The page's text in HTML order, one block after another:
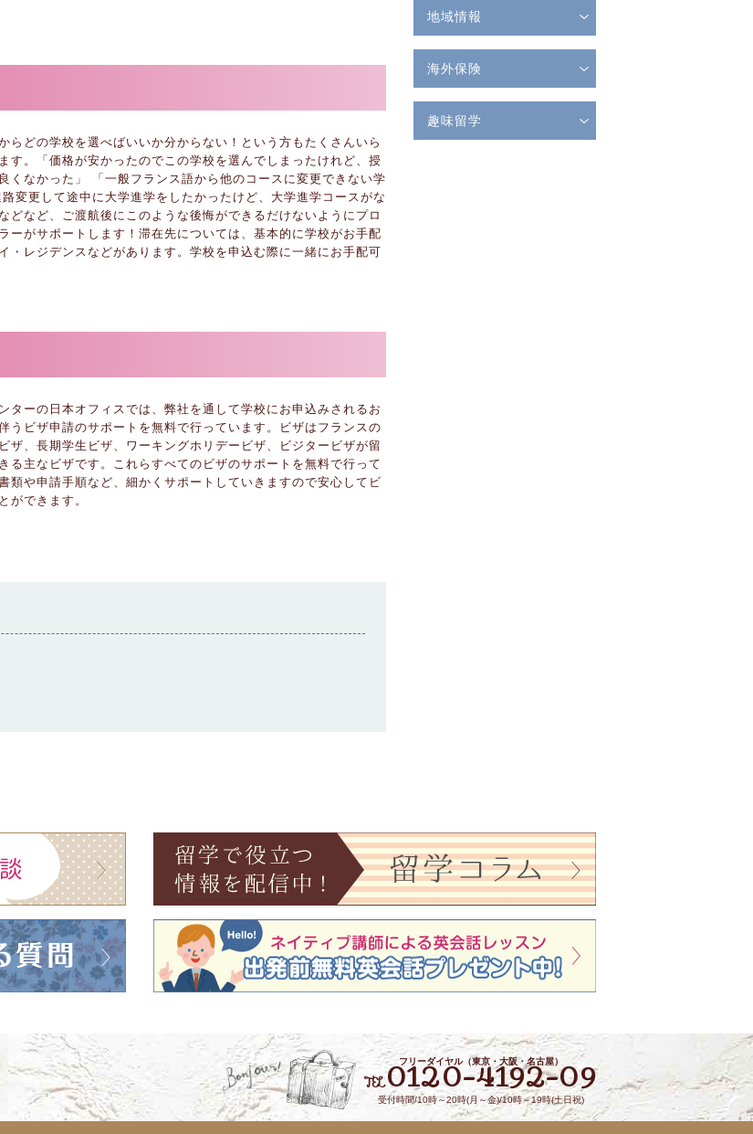
らどの学校を選べばいいか分からない！という方もたくさんいら
す。「価格が安かったのでこの学校を選んでしまったけれど、授
くなかった」 「一般フランス語から他のコースに変更できない学
変更して途中に大学進学をしたかったけど、大学進学コースがな
どなど、ご渡航後にこのような後悔ができるだけないようにプロ
ーがサポートします！滞在先については、基本的に学校がお手配
・レジデンスなどがあります。学校を申込む際に一緒にお手配可
ターの日本オフィスでは、弊社を通して学校にお申込みされるお
うビザ申請のサポートを無料で行っています。ビザはフランスの
ザ、長期学生ビザ、ワーキングホリデービザ、ビジタービザが留
る主なビザです。これらすべてのビザのサポートを無料で行って
類や申請手順など、細かくサポートしていきますので安心してビ
ができます。
地域情報
海外保険
趣味留学
フリーダイヤル（東京・大阪・名古屋）
TEL0120-4192-09
受付時間/10時～20時(月～金)/10時～19時(土日祝)